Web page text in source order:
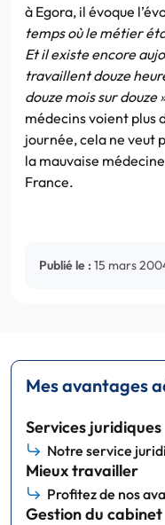
à Egora, il évoque
temps où le métier
Et il existe encore
travaillent douze
douze mois sur douze »
médecins voient plus
journée, cela ne veut
la mauvaise
France.
Publié le : 15 mars
Mes avantages
Services juridiques
Notre service
Mieux travailler
Profitez de nos
Gestion du cabinet